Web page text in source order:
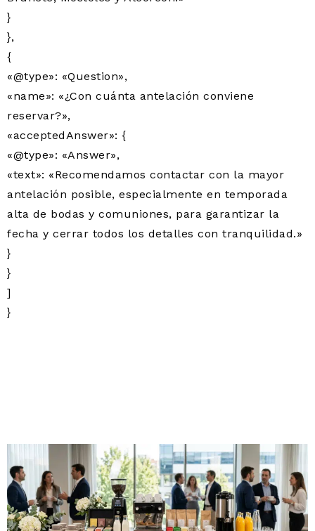
}
},
{
«@type»: «Question»,
«name»: «¿Con cuánta antelación conviene
reservar?»,
«acceptedAnswer»: {
«@type»: «Answer»,
«text»: «Recomendamos contactar con la mayor
antelación posible, especialmente en temporada
alta de bodas y comuniones, para garantizar la
fecha y cerrar todos los detalles con tranquilidad.»
}
}
]
}